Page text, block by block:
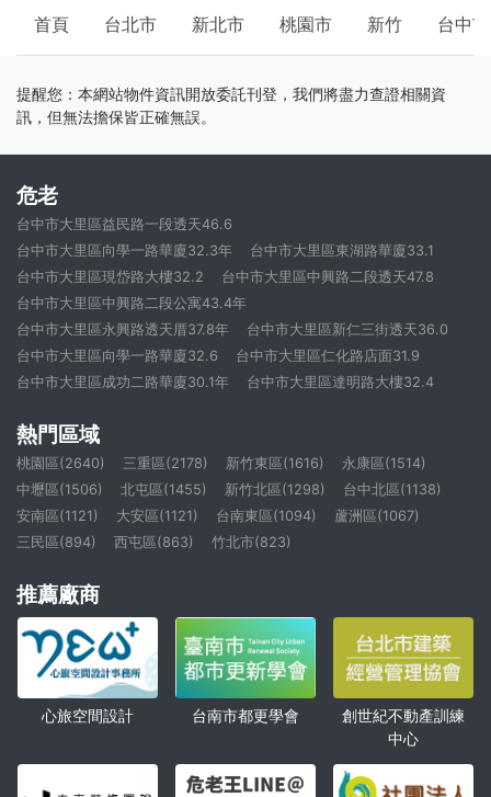
首頁 台北市 新北市 桃園市 新竹 台中市
提醒您：本網站物件資訊開放委託刊登，我們將盡力查證相關資
訊，但無法擔保皆正確無誤。
危老
台中市大里區益民路一段透天46.6
台中市大里區向學一路華廈32.3年
台中市大里區東湖路華廈33.1
台中市大里區現岱路大樓32.2
台中市大里區中興路二段透天47.8
台中市大里區中興路二段公寓43.4年
台中市大里區永興路透天厝37.8年
台中市大里區新仁三街透天36.0
台中市大里區向學一路華廈32.6
台中市大里區仁化路店面31.9
台中市大里區成功二路華廈30.1年
台中市大里區達明路大樓32.4
熱門區域
桃園區(2640) 三重區(2178) 新竹東區(1616)
永康區(1514)
中壢區(1506)
北屯區(1455) 新竹北區(1298)
台中北區(1138)
安南區(1121)
大安區(1121) 台南東區(1094)
蘆洲區(1067)
三民區(894)
西屯區(863) 竹北市(823)
推薦廠商
心旅空間設計 台南市都更學會
創世紀不動產訓練
中心